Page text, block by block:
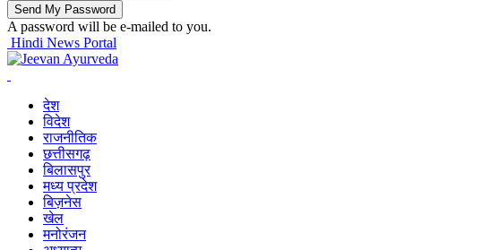
A password will be e-mailed to you.
Hindi News Portal
देश
विदेश
राजनीतिक
छत्तीसगढ़
बिलासपुर
मध्य प्रदेश
बिज़नेस
खेल
मनोरंजन